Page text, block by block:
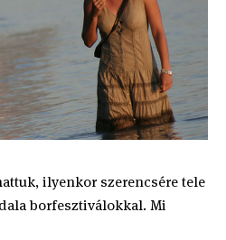
ilyenkor szerencsére tele
borfesztiválokkal. Mi